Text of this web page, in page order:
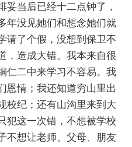
妥当后已经十二点钟了，
年没见她们和想念她们就
请了个假，没想到保卫不
，造成大错。我本来自很
仁二中来学习不容易。我
恩情；我还知道穷山里出
校纪；还有山沟里来到大
犯这一次错，不想被学校
不想让老师、父母、朋友